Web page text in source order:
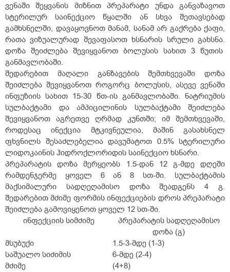
ვენაში შეყვანის მიზნით პრეპარატი უნდა განვაზავოთ
სტერილურ საინექციო წყალში ან სხვა შეთავსებად
გამხსნელში, დავაყოვნოთ მანამ, სანამ არ გაქრება ქაფი,
რათა ვიზუალურად შევაფასოთ ხსნარის სრული გახსნა.
დოზა შეიძლება შევიყვანოთ ბოლუსის სახით 3 წუთის
განმავლობაში.
შედარებით მაღალი განზავების შემთხვევაში დოზა
შეიძლება შევიყვანოთ როგორც ბოლუსის, ასევე ვენაში
ინფუზიის სახით 15-30 წთ-ის განმავლობაში. ნატრიუმის
სულბაქტამი და ამპიცილინის სულბაქტამი შეიძლება
შევიყვანოთ აგრეთვე ღრმად კუნთში; იმ შემთხვევაში,
როდესაც ინექცია მტკივნეულია, მაშინ გასახსნელ
ფხვნილს შესაძლებელია დავუმატოთ 0.5% სტერილური
ლიდოკაინის ჰიდროქლორიდის საინექციო ხსნარი.
პრეპარატის დოზა მერყეობს 1.5-დან 12 გ-მდე დღეში
რამდენჯერმე ყოველ 6 ან 8 სთ-ში. სულბაქტამის
მაქსიმალური სადღეღამისო დოზა შეადგენს 4 გ.
შედარებით მძიმე ფორმის ინფექციების დროს პრეპარატი
შეიძლება გამოვიყენოთ ყოველ 12 სთ-ში.
ინფექციის სიმძიმე
პრეპარატის სადღეღამისო
დოზა (გ)
მსუბუქი
1.5-3-მდე (1-3)
საშუალო სიძიმის
6-მდე (2-4)
მძიმე
(4+8)